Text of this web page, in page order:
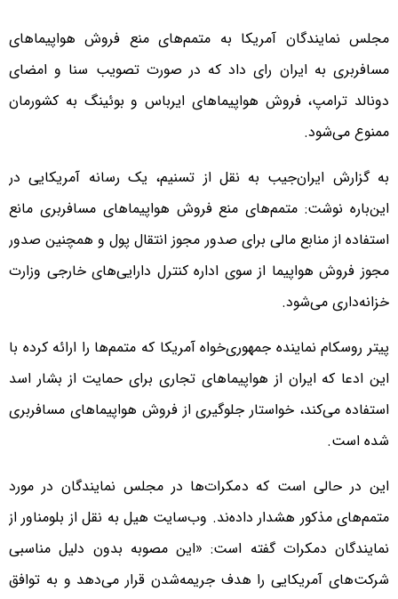
مجلس نمایندگان آمریکا به متمم‌های منع فروش هواپیماهای
مسافربری به ایران رای داد که در صورت تصویب سنا و امضای
دونالد ترامپ، فروش هواپیماهای ایرباس و بوئینگ به کشورمان
ممنوع می‌شود.
به گزارش ایران‌جیب به نقل از تسنیم، یک رسانه آمریکایی در
این‌باره نوشت: متمم‌های منع فروش هواپیماهای مسافربری مانع
استفاده از منابع مالی برای صدور مجوز انتقال پول و همچنین صدور
مجوز فروش هواپیما از سوی اداره کنترل دارایی‌های خارجی وزارت
خزانه‌داری می‌شود.
پیتر روسکام نماینده جمهوری‌خواه آمریکا که متمم‌ها را ارائه کرده با
این ادعا که ایران از هواپیماهای تجاری برای حمایت از بشار اسد
استفاده می‌کند، خواستار جلوگیری از فروش هواپیماهای مسافربری
شده است.
این در حالی است که دمکرات‌ها در مجلس نمایندگان در مورد
متمم‌های مذکور هشدار داده‌ند. وب‌سایت هیل به نقل از بلومناور از
نمایندگان دمکرات گفته است: «این مصوبه بدون دلیل مناسبی
شرکت‌های آمریکایی را هدف جریمه‌شدن قرار می‌دهد و به توافق